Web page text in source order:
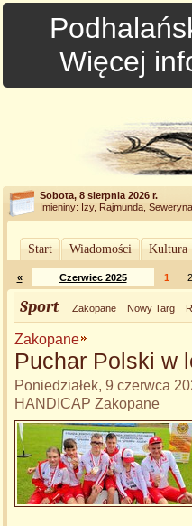
Więcej
Sobota, 8 sierpnia 2026 r.
Imieniny: Izy, Rajmunda, Seweryna
Start Wiadomości Kultura
« Czerwiec 2025 1 2
Sport Zakopane Nowy Targ
Zakopane
Puchar Polski w
Poniedziałek, 9 czerwca
HANDICAP Zakopane